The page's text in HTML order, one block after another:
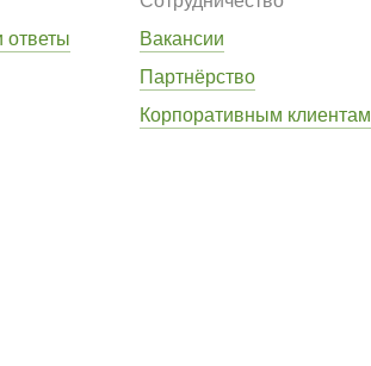
Вакансии
Партнёрство
Корпоративным клиентам